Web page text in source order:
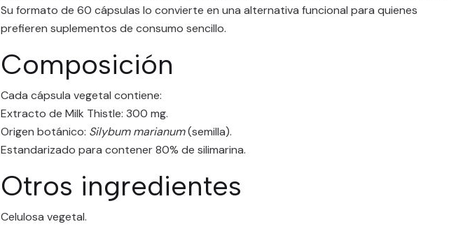
Su formato de 60 cápsulas lo convierte en una alternativa funcional para quienes
prefieren suplementos de consumo sencillo.
Composición
Cada cápsula vegetal contiene:
Extracto de Milk Thistle: 300 mg.
Origen botánico: Silybum marianum(semilla).
Estandarizado para contener 80% de silimarina.
Otros ingredientes
Celulosa vegetal.